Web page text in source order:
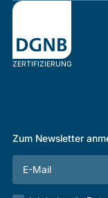
ZERTIFIZIERUNG
Zum Newsletter